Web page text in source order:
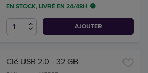
EN STOCK, LIVRÉ EN 24/48H
AJOUTER
Clé USB 2.0 - 32 GB